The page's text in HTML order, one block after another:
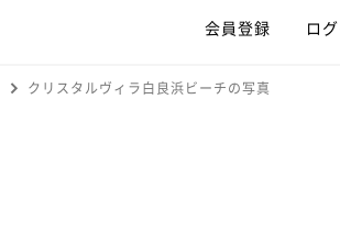
会員登録 ロ
クリスタルヴィラ白良浜ビーチの写真